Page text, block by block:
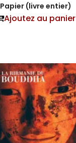
Papier (livre entier)
Ajoutez au panier